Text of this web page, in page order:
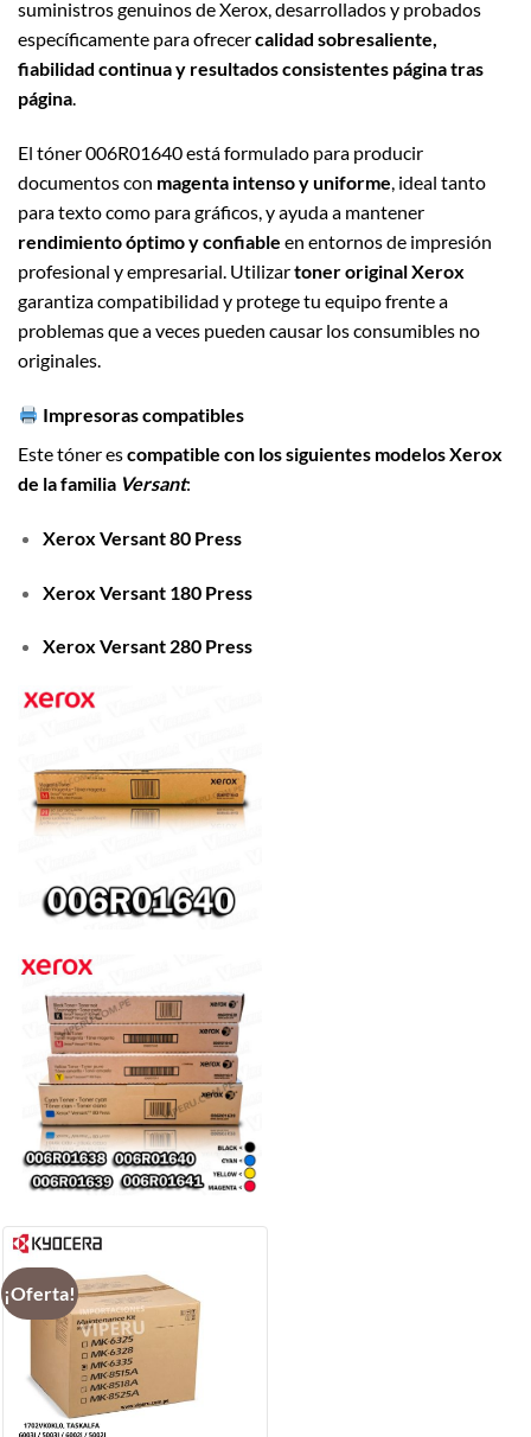
suministros genuinos de Xerox, desarrollados y probados
específicamente para ofrecercalidad sobresaliente,
fiabilidad continua y resultados consistentes página tras
página.
El tóner 006R01640 está formulado para producir
documentos con magenta intenso y uniforme, ideal tanto
para texto como para gráficos, y ayuda a mantener
rendimiento óptimo y confiable en entornos de impresión
profesional y empresarial. Utilizartoner original Xerox
garantiza compatibilidad y protege tu equipo frente a
problemas que a veces pueden causar los consumibles no
originales.
Impresoras compatibles
Este tóner escompatible con los siguientes modelos Xerox
de la familia Versant:
Xerox Versant 80 Press
Xerox Versant 180 Press
Xerox Versant 280 Press
¡Oferta!